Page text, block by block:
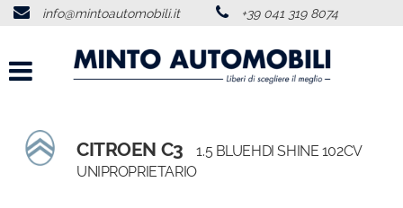
HOME
CHI SIAMO
LISTA VEICOLI
info@mintoautomobili.it +39 041 319 8074
CITROEN C3
1.5 BLUEHDI SHINE 102CV
UNIPROPRIETARIO